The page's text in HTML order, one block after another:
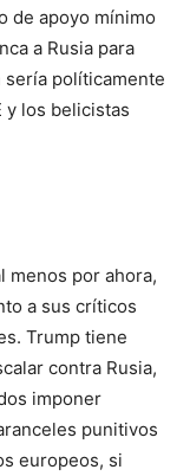
de apoyo mínimo
a Rusia para
sería políticamente
y los belicistas
menos por ahora,
a sus críticos
Trump tiene
contra Rusia,
imponer
punitivos
europeos, si